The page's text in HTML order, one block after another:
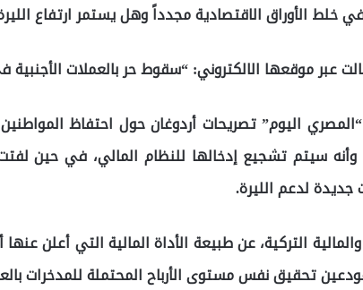
خلط الأوراق الاقتصادية مجدداً وهل يستمر ارتفاع
سيتم تشجيع إدخالها للنظام المالي، في حين
جديدة لدعم الليرة.
والمالية التركية، عن طبيعة الأداة المالية التي أعلن
تحقيق نفس مستوى الأرباح المحتملة للمدخرات